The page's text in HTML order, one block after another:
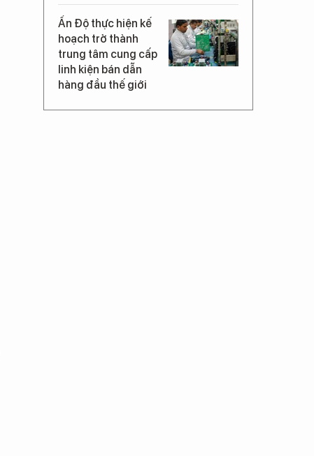
Ấn Độ thực hiện kế
hoạch trở thành
trung tâm cung cấp
linh kiện bán dẫn
hàng đầu thế giới